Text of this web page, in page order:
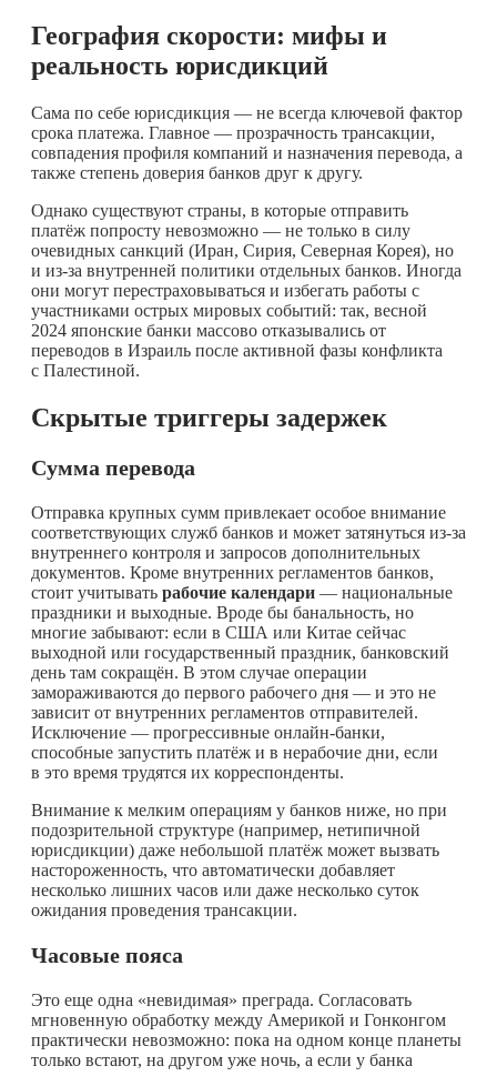
География скорости: мифы и
реальность юрисдикций
Сама по себе юрисдикция — не всегда ключевой фактор
срока платежа. Главное — прозрачность трансакции,
совпадения профиля компаний и назначения перевода, а
также степень доверия банков друг к другу.
Однако существуют страны, в которые отправить
платёж попросту невозможно — не только в силу
очевидных санкций (Иран, Сирия, Северная Корея), но
и из-за внутренней политики отдельных банков. Иногда
они могут перестраховываться и избегать работы с
участниками острых мировых событий: так, весной
2024 японские банки массово отказывались от
переводов в Израиль после активной фазы конфликта
с Палестиной.
Скрытые триггеры задержек
Сумма перевода
Отправка крупных сумм привлекает особое внимание
соответствующих служб банков и может затянуться из-за
внутреннего контроля и запросов дополнительных
документов. Кроме внутренних регламентов банков,
стоит учитывать рабочие календари — национальные
праздники и выходные. Вроде бы банальность, но
многие забывают: если в США или Китае сейчас
выходной или государственный праздник, банковский
день там сокращён. В этом случае операции
замораживаются до первого рабочего дня — и это не
зависит от внутренних регламентов отправителей.
Исключение — прогрессивные онлайн-банки,
способные запустить платёж и в нерабочие дни, если
в это время трудятся их корреспонденты.
Внимание к мелким операциям у банков ниже, но при
подозрительной структуре (например, нетипичной
юрисдикции) даже небольшой платёж может вызвать
настороженность, что автоматически добавляет
несколько лишних часов или даже несколько суток
ожидания проведения трансакции.
Часовые пояса
Это еще одна «невидимая» преграда. Согласовать
мгновенную обработку между Америкой и Гонконгом
практически невозможно: пока на одном конце планеты
только встают, на другом уже ночь, а если у банка